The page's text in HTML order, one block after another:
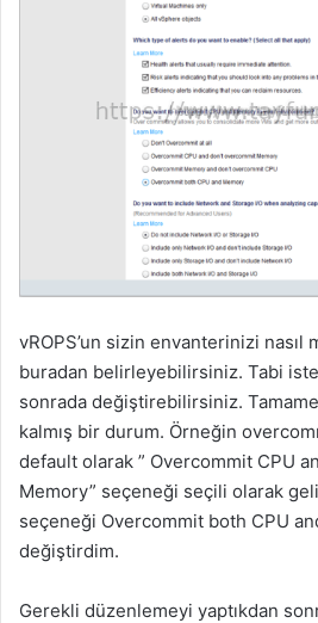
vROPS’un sizin envanterinizi
buradan belirleyebilirsiniz. Tabi
sonrada değiştirebilirsiniz.
kalmış bir durum. Örneğin
default olarak ” Overcommit CPU
Memory” seçeneği seçili olarak
seçeneği Overcommit both CPU
değiştirdim.
Gerekli düzenlemeyi yaptıkdan